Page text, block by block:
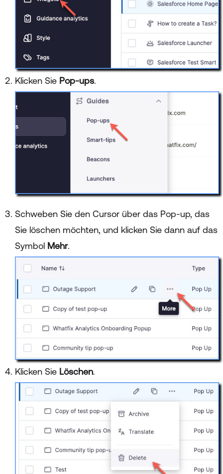
Klicken Sie Pop-ups.
Schweben Sie den Cursor über das Pop-up, das
Sie löschen möchten, und klicken Sie dann auf das
Symbol Mehr.
Klicken Sie Löschen.